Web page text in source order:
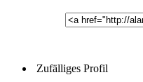
Zufälliges Profil